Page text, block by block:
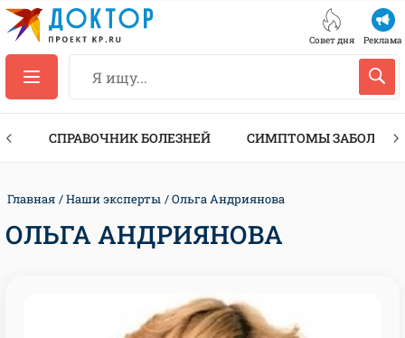
Совет дня Реклама
СПРАВОЧНИК БОЛЕЗНЕЙ СИМПТОМЫ
Главная Наши эксперты Ольга Андриянова
ОЛЬГА АНДРИЯНОВА